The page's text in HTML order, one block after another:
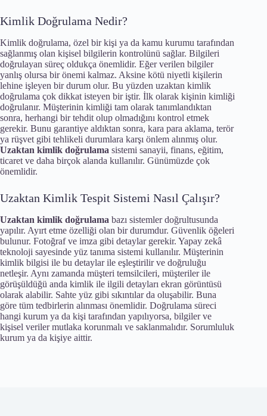
Kimlik Doğrulama Nedir?
Kimlik doğrulama, özel bir kişi ya da kamu kurumu tarafından
sağlanmış olan kişisel bilgilerin kontrolünü sağlar. Bilgileri
doğrulayan süreç oldukça önemlidir. Eğer verilen bilgiler
yanlış olursa bir önemi kalmaz. Aksine kötü niyetli kişilerin
lehine işleyen bir durum olur. Bu yüzden uzaktan kimlik
doğrulama çok dikkat isteyen bir iştir. İlk olarak kişinin kimliği
doğrulanır. Müşterinin kimliği tam olarak tanımlandıktan
sonra, herhangi bir tehdit olup olmadığını kontrol etmek
gerekir. Bunu garantiye aldıktan sonra, kara para aklama, terör
ya rüşvet gibi tehlikeli durumlara karşı önlem alınmış olur.
Uzaktan kimlik doğrulama sistemi sanayii, finans, eğitim,
ticaret ve daha birçok alanda kullanılır. Günümüzde çok
önemlidir.
Uzaktan Kimlik Tespit Sistemi Nasıl Çalışır?
Uzaktan kimlik doğrulama bazı sistemler doğrultusunda
yapılır. Ayırt etme özelliği olan bir durumdur. Güvenlik öğeleri
bulunur. Fotoğraf ve imza gibi detaylar gerekir. Yapay zekâ
teknoloji sayesinde yüz tanıma sistemi kullanılır. Müşterinin
kimlik bilgisi ile bu detaylar ile eşleştirilir ve doğruluğu
netleşir. Aynı zamanda müşteri temsilcileri, müşteriler ile
görüşüldüğü anda kimlik ile ilgili detayları ekran görüntüsü
olarak alabilir. Sahte yüz gibi sıkıntılar da oluşabilir. Buna
göre tüm tedbirlerin alınması önemlidir. Doğrulama süreci
hangi kurum ya da kişi tarafından yapılıyorsa, bilgiler ve
kişisel veriler mutlaka korunmalı ve saklanmalıdır. Sorumluluk
kurum ya da kişiye aittir.